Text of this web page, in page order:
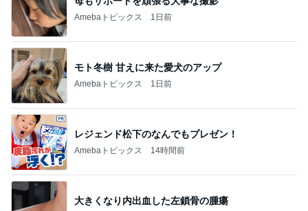
Amebaトピックス 1日前
モト冬樹 甘えに来た愛犬のアップ
Amebaトピックス 1日前
レジェンド松下のなんでもプレゼン！
Amebaトピックス 14時間前
大きくなり内出血した左鎖骨の腫瘍